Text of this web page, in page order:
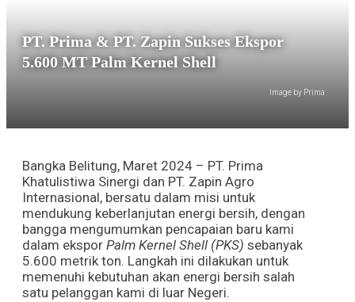
PT. Prima & PT. Zapin Sukses Ekspor
5.600 MT Palm Kernel Shell
Image by Prima
Bangka Belitung, Maret 2024 – PT. Prima
Khatulistiwa Sinergi dan PT. Zapin Agro
Internasional, bersatu dalam misi untuk
mendukung keberlanjutan energi bersih, dengan
bangga mengumumkan pencapaian baru kami
dalam ekspor Palm Kernel Shell (PKS) sebanyak
5.600 metrik ton. Langkah ini dilakukan untuk
memenuhi kebutuhan akan energi bersih salah
satu pelanggan kami di luar Negeri.